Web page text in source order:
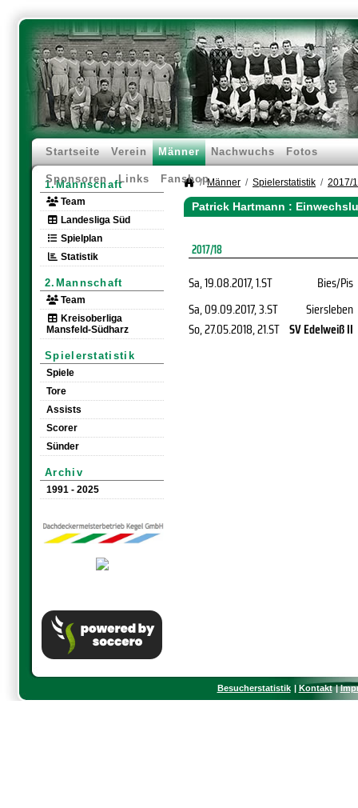
Startseite Verein Männer Nachwuchs Fotos
Sponsoren Links Fanshop
1.Mannschaft
Team
Landesliga Süd
Spielplan
Statistik
2.Mannschaft
Team
Kreisoberliga
Mansfeld-Südharz
Spielerstatistik
Spiele
Tore
Assists
Scorer
Sünder
Archiv
1991 - 2025
Männer Spielerstatistik 2017/
Patrick Hartmann :
2017/18
Sa, 19.08.2017, 1.ST Bies/Pis
Sa, 09.09.2017, 3.ST Siersleben
So, 27.05.2018, 21.ST SV Edelweiß II
Besucherstatistik Kontakt